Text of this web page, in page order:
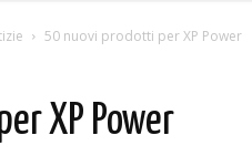
50 nuovi prodotti per XP Power
XP Power